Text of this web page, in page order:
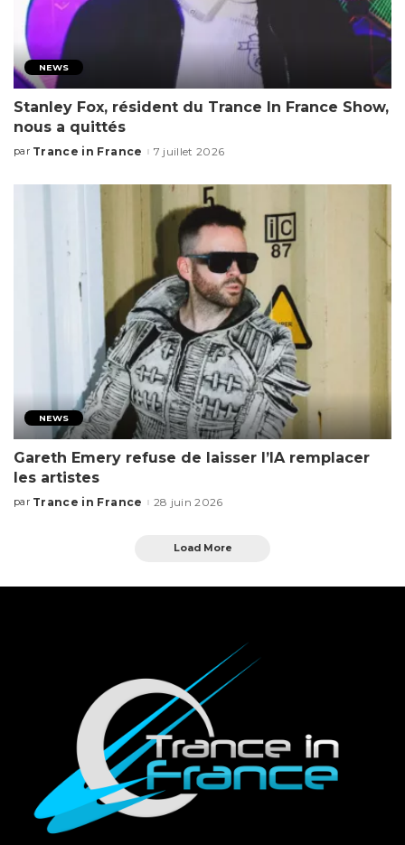
NEWS
Stanley Fox, résident du Trance In France Show,
nous a quittés
par Trance in France 7 juillet 2026
NEWS
Gareth Emery refuse de laisser l’IA remplacer
les artistes
par Trance in France 28 juin 2026
Load More